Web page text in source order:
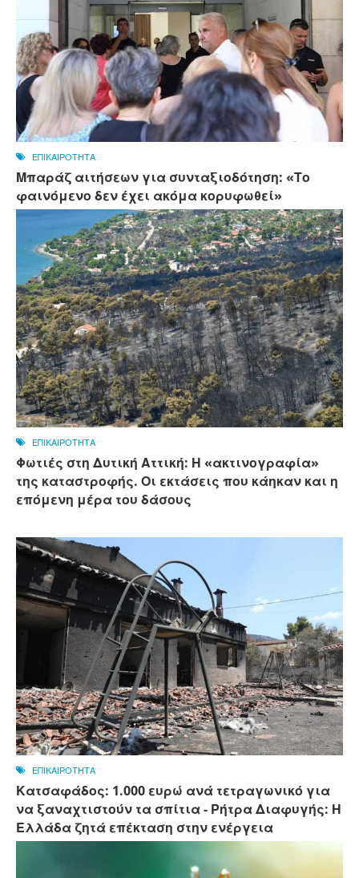
ΕΠΙΚΑΙΡΟΤΗΤΑ
Μπαράζ αιτήσεων για συνταξιοδότηση: «Το
φαινόμενο δεν έχει ακόμα κορυφωθεί»
ΕΠΙΚΑΙΡΟΤΗΤΑ
Φωτιές στη Δυτική Αττική: Η «ακτινογραφία»
της καταστροφής. Οι εκτάσεις που κάηκαν και η
επόμενη μέρα του δάσους
ΕΠΙΚΑΙΡΟΤΗΤΑ
Κατσαφάδος: 1.000 ευρώ ανά τετραγωνικό για
να ξαναχτιστούν τα σπίτια - Ρήτρα Διαφυγής: Η
Ελλάδα ζητά επέκταση στην ενέργεια